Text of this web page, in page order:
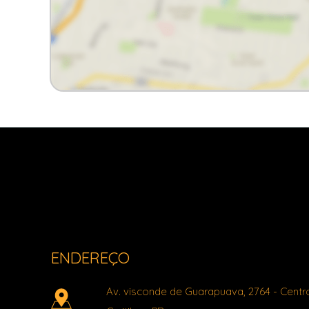
ENDEREÇO
Av. visconde de Guarapuava, 2764 -